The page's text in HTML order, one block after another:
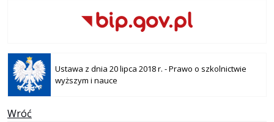
Ustawa z dnia 20 lipca 2018 r. - Prawo o szkolnictwie
wyższym i nauce
Otwiera
się w
nowej
karcie
Wróć